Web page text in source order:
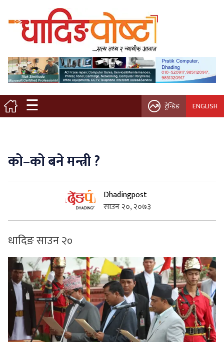
☰
मुख्य पृष्ठ
स्थानीय समाचार
विचार / ब्लग
नगर/गाउँ पालिका
प्रवास
सुचनाहरु
स्वास्थ्य
भिडियो
ट्रेन्डिङ ENGLISH
को–को बने मन्त्री ?
Dhadingpost
साउन २०, २०७३
धादिङ साउन २०